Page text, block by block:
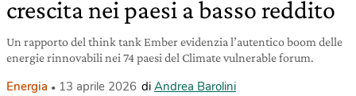
crescita nei paesi a basso reddito
Un rapporto del think tank Ember evidenzia l’autentico boom delle
energie rinnovabili nei 74 paesi del Climate vulnerable forum.
Energia 13 aprile 2026 di Andrea Barolini